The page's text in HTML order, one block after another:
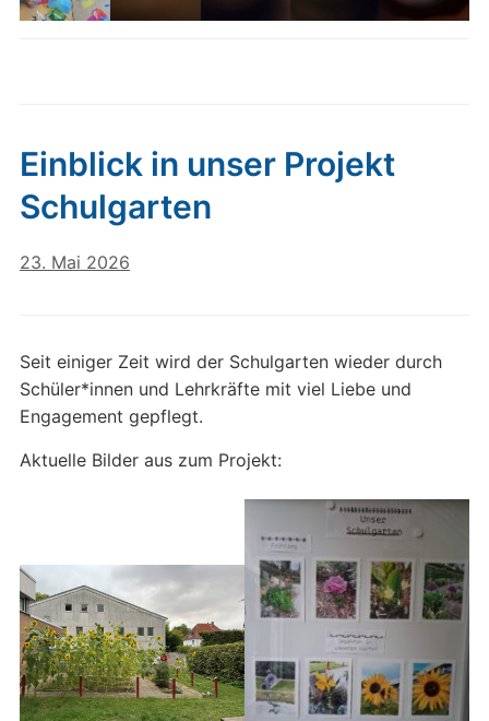
Einblick in unser Projekt
Schulgarten
23. Mai 2026
Seit einiger Zeit wird der Schulgarten wieder durch
Schüler*innen und Lehrkräfte mit viel Liebe und
Engagement gepflegt.
Aktuelle Bilder aus zum Projekt: